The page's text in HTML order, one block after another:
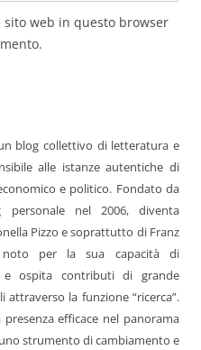
sito web in questo browser
blog collettivo di letteratura e
alle istanze autentiche di
e politico. Fondato da
personale nel 2006, diventa
Pizzo e soprattutto di Franz
noto per la sua capacità di
e ospita contributi di grande
attraverso la funzione “ricerca”.
efficace nel panorama
strumento di cambiamento e